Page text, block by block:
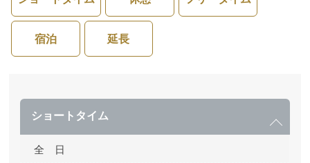
宿泊 延長
ショートタイム
全 日